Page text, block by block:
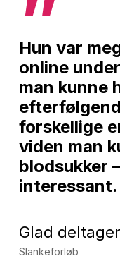
”
Hun var
online
man kunne
forskellige
viden man
blodsukker
interessant.
Glad deltager
Slankeforløb